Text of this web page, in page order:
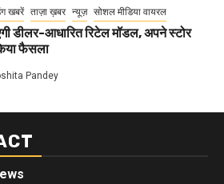
खबरें ताज़ा ख़बर न्यूज़ सोशल मीडिया वायरल
आधारित रिटेल मॉडल, अपने स्टोर
फैसला
Pandey